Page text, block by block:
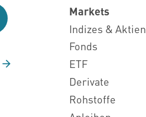
Markets
Indizes & Aktien
Fonds
ETF
Derivate
Rohstoffe